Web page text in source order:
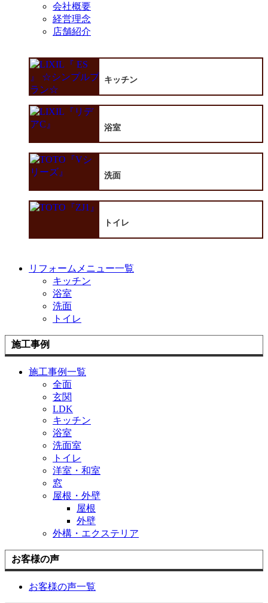
会社概要
経営理念
店舗紹介
キッチン
浴室
洗面
トイレ
リフォームメニュー一覧
キッチン
浴室
洗面
トイレ
施工事例
施工事例一覧
全面
玄関
LDK
キッチン
浴室
洗面室
トイレ
洋室・和室
窓
屋根・外壁
屋根
外壁
外構・エクステリア
お客様の声
お客様の声一覧